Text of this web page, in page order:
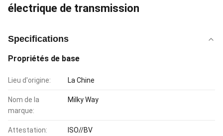
électrique de transmission
Specifications
Propriétés de base
Lieu d'origine: La Chine
Nom de la
marque:
Milky Way
Attestation: ISO//BV